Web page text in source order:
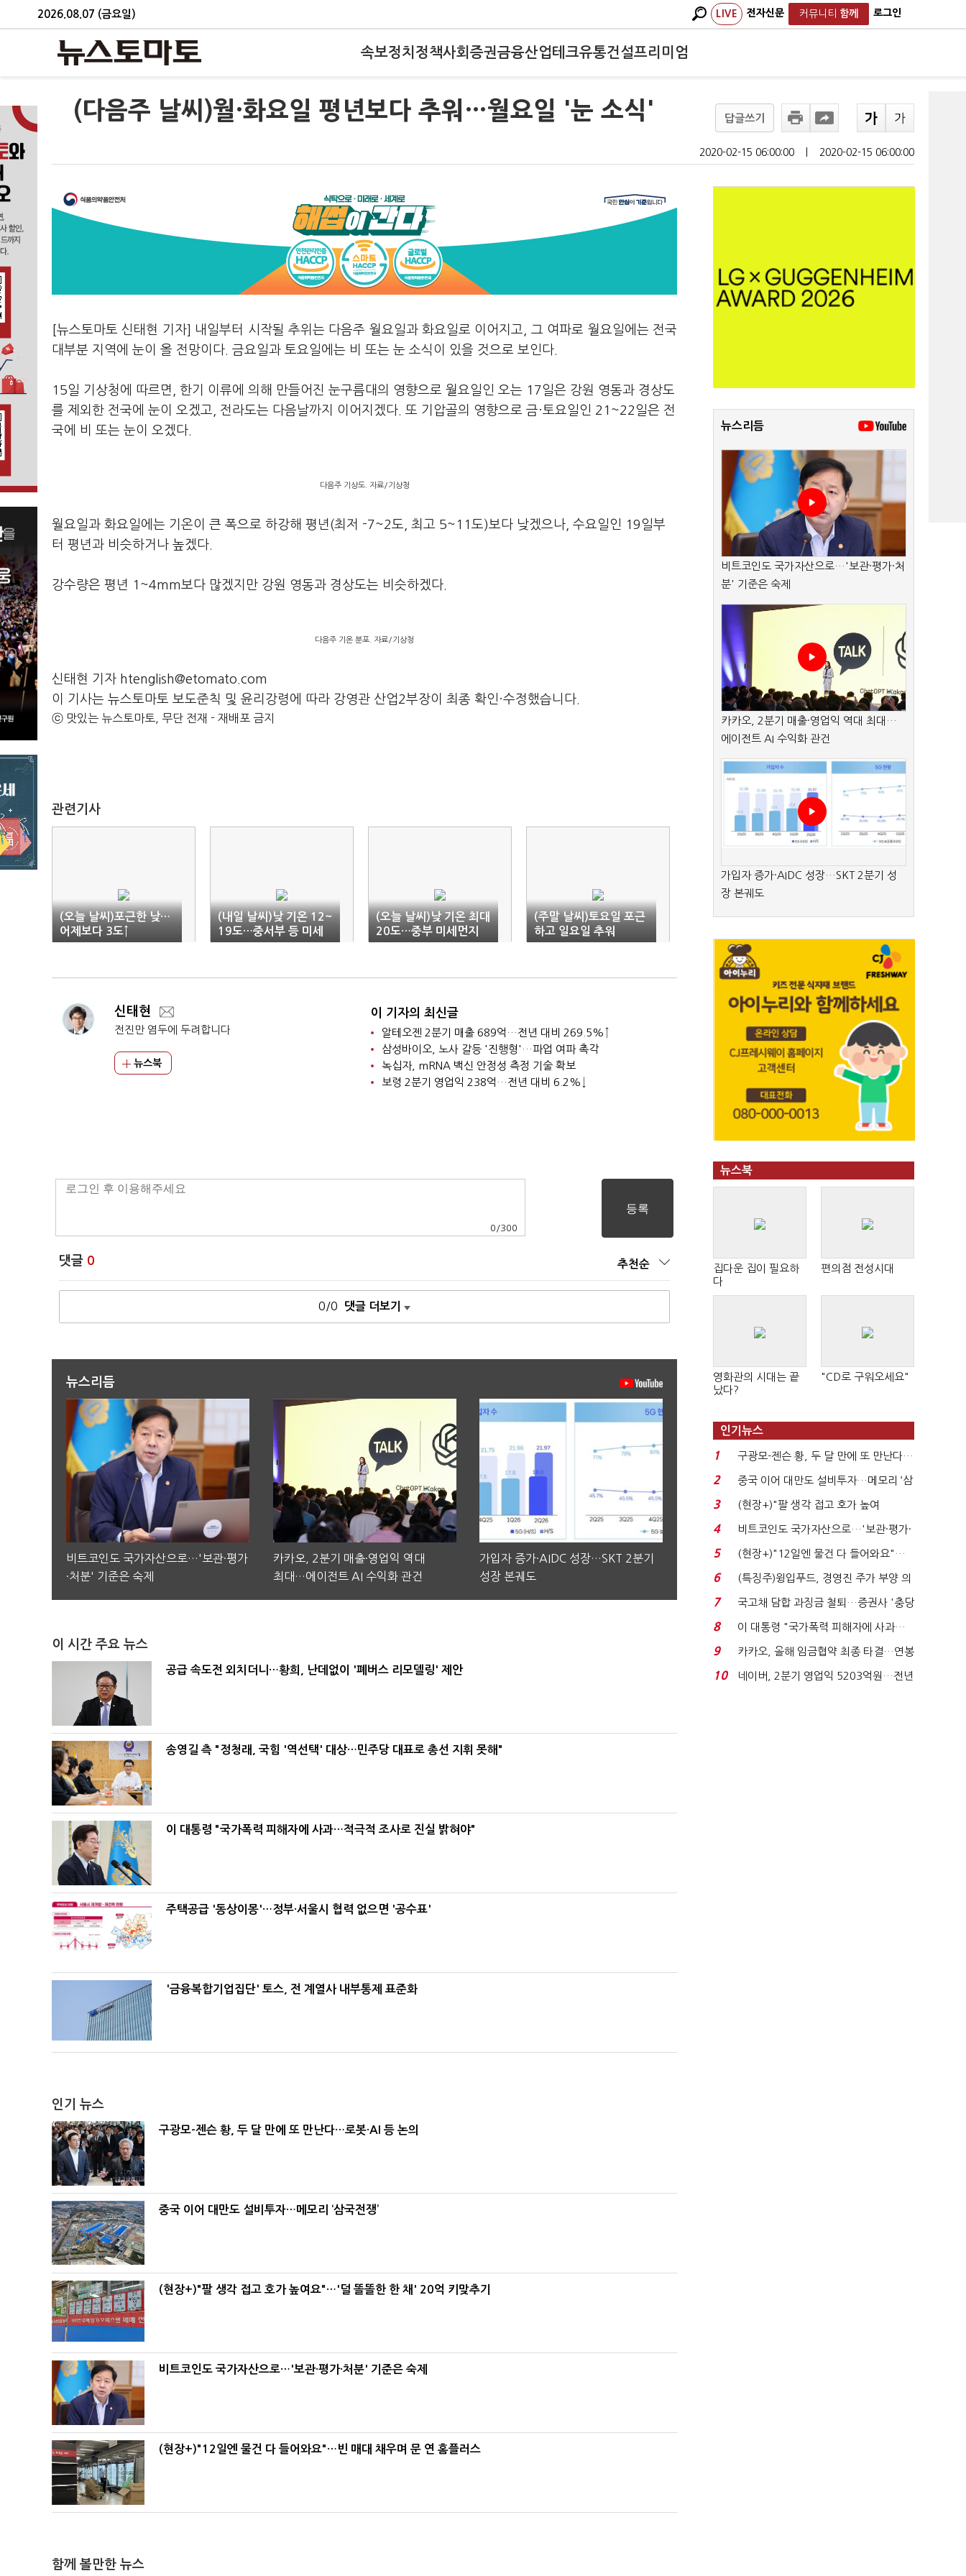
2026.08.07 (금요일) LIVE 전자신문 커뮤니티 함께 로그인
속보정치 정책사회 증권금융산업테크유통건설프리미엄
(다음주 날씨)월·화요일 평년보다 추워…월요일 '눈 소식' 답글쓰기
2020-02-15 06:00:00 2020-02-15 06:00:00
[뉴스토마토 신태현 기자] 내일부터 시작될 추위는 다음주 월요일과 화요일로 이어지고, 그 여파로 월요일에는 전국
대부분 지역에 눈이 올 전망이다. 금요일과 토요일에는 비 또는 눈 소식이 있을 것으로 보인다.
15일 기상청에 따르면, 한기 이류에 의해 만들어진 눈구름대의 영향으로 월요일인 오는 17일은 강원 영동과 경상도
를 제외한 전국에 눈이 오겠고, 전라도는 다음날까지 이어지겠다. 또 기압골의 영향으로 금·토요일인 21~22일은 전
국에 비 또는 눈이 오겠다.
다음주 기상도. 자료/기상청
월요일과 화요일에는 기온이 큰 폭으로 하강해 평년(최저 -7~2도, 최고 5~11도)보다 낮겠으나, 수요일인 19일부
터 평년과 비슷하거나 높겠다.
강수량은 평년 1~4mm보다 많겠지만 강원 영동과 경상도는 비슷하겠다.
다음주 기온 분포. 자료/기상청
신태현 기자 htenglish@etomato.com
이 기사는 뉴스토마토 보도준칙 및 윤리강령에 따라 강영관 산업2부장이 최종 확인·수정했습니다.
ⓒ 맛있는 뉴스토마토, 무단 전재 - 재배포 금지
관련기사
(오늘 날씨)포근한 낮…
어제보다 3도↑
(내일 날씨)낮 기온 12~
19도…중서부 등 미세
먼지
(오늘 날씨)낮 기온 최대
20도…중부 미세먼지
'나쁨'
(주말 날씨)토요일 포근
하고 일요일 추워
신태현
전진만 염두에 두려합니다
뉴스북
이 기자의 최신글
알테오젠 2분기 매출 689억…전년 대비 269.5%↑
삼성바이오, 노사 갈등 '진행형'…파업 여파 촉각
녹십자, mRNA 백신 안정성 측정 기술 확보
보령 2분기 영업익 238억…전년 대비 6.2%↓
0 /300
댓글 0 추천순
0/0 댓글 더보기
뉴스리듬
비트코인도 국가자산으로…'보관·평가
·처분' 기준은 숙제
카카오, 2분기 매출·영업익 역대
최대…에이전트 AI 수익화 관건
가입자 증가·AIDC 성장…SKT 2분기
성장 본궤도
이 시간 주요 뉴스
공급 속도전 외치더니…황희, 난데없이 '폐버스 리모델링' 제안
송영길 측 "정청래, 국힘 '역선택' 대상…민주당 대표로 총선 지휘 못해"
이 대통령 "국가폭력 피해자에 사과…적극적 조사로 진실 밝혀야"
주택공급 '동상이몽'…정부·서울시 협력 없으면 '공수표'
'금융복합기업집단' 토스, 전 계열사 내부통제 표준화
인기 뉴스
구광모-젠슨 황, 두 달 만에 또 만난다…로봇·AI 등 논의
중국 이어 대만도 설비투자…메모리 ‘삼국전쟁’
(현장+)"팔 생각 접고 호가 높여요"…'덜 똘똘한 한 채' 20억 키맞추기
비트코인도 국가자산으로…'보관·평가·처분' 기준은 숙제
(현장+)"12일엔 물건 다 들어와요"…빈 매대 채우며 문 연 홈플러스
함께 볼만한 뉴스
뉴스리듬
비트코인도 국가자산으로…'보관·평가·처
분' 기준은 숙제
카카오, 2분기 매출·영업익 역대 최대…
에이전트 AI 수익화 관건
가입자 증가·AIDC 성장…SKT 2분기 성
장 본궤도
뉴스북
집다운 집이 필요하
다
편의점 전성시대
영화관의 시대는 끝
났다?
"CD로 구워오세요"
인기뉴스
1
구광모-젠슨 황, 두 달 만에 또 만난다…
로봇·AI 등 논...
2
중국 이어 대만도 설비투자…메모리 ‘삼
국전쟁’
3
(현장+)"팔 생각 접고 호가 높여
요"…'덜 똘똘한 한 채' 20...
4
비트코인도 국가자산으로…'보관·평가·
처분' 기준은 ...
5
(현장+)"12일엔 물건 다 들어와요"…
빈 매대 채우며 문 연 ...
6
(특징주)윙입푸드, 경영진 주가 부양 의
지에 상한가...
7
국고채 담합 과징금 철퇴…증권사 '충당
금 폭탄' 우려...
8
이 대통령 "국가폭력 피해자에 사과…
적극적 조사로 진...
9
카카오, 올해 임금협약 최종 타결…연봉
6.3% 인상·격려...
10
네이버, 2분기 영업익 5203억원…전년